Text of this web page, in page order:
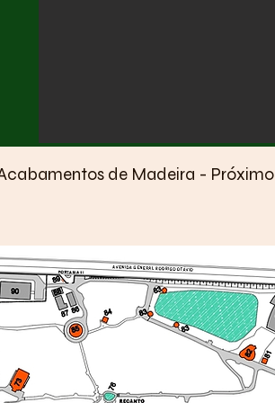
de Madeira - Próximo